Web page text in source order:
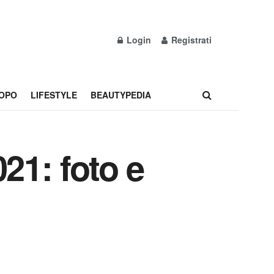
Login Registrati
LIFESTYLE BEAUTYPEDIA
foto e